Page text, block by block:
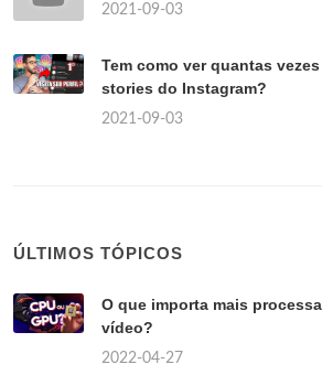
2021-09-03
Tem como ver quantas
stories do Instagram?
2021-09-03
ÚLTIMOS TÓPICOS
O que importa mais
vídeo?
2022-04-27